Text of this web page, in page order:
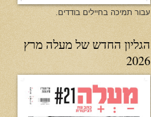
עבור תמיכה בחיילים בודדים.
הגליון החדש של מעלה מרץ
2026